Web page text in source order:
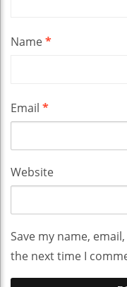
Name*
Email *
Website
Save my name,
the next time I